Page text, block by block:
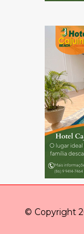
© Copyright